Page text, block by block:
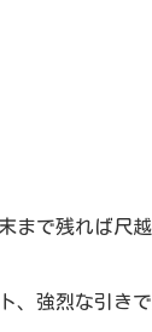
まで残れば尺
、強烈な引き